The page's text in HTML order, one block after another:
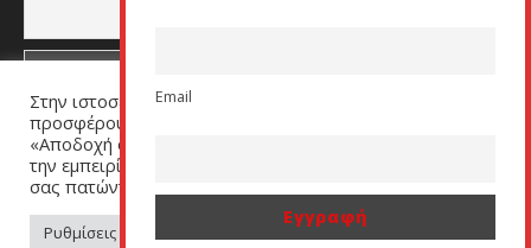
TikTok
YouTube
All Rights Reserved by cyprusinsurancenews.com
Αρχική Insurance Media Lab Διαφήμιση
Στην ιστοσελίδα μας χρησιμοποιούμε cookies για να σας
προσφέρουμε μία εξατομικευμένη εμπειρία. Πατήστε
«Αποδοχή όλων» για να μας βοηθήσετε να βελτιώσουμε
την εμπειρία σας. Μπορείτε να αλλάξετε τις ρυθμίσεις
σας πατώντας στον σύνδεσμο (link) «Ρυθμίσεις Cookies».
Ρυθμίσεις Cookies Αποδοχή όλων
Email